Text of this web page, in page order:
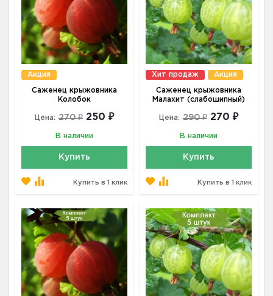
Акция
Саженец крыжовника
Колобок
Цена: 270 ₽ 250 ₽
В наличии
Купить
Купить в 1 клик
Хит продаж Акция
Саженец крыжовника
Малахит (слабошипный)
Цена: 290 ₽ 270 ₽
В наличии
Купить
Купить в 1 клик